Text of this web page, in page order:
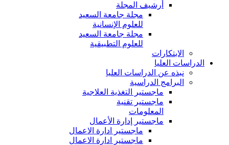
أرشيف المجلة
مجلة جامعة السعيد
للعلوم الإنسانية
مجلة جامعة السعيد
للعلوم التطبيقية
الابتكارات
الدراسات العليا
نبذه عن الدراسات العليا
البرامج الدراسية
ماجستير التغذية العلاجية
ماجستير تقنية
المعلومات
ماجستير إدارة الأعمال
ماجستير ادارة الاعمال
ماجستير ادارة الاعمال